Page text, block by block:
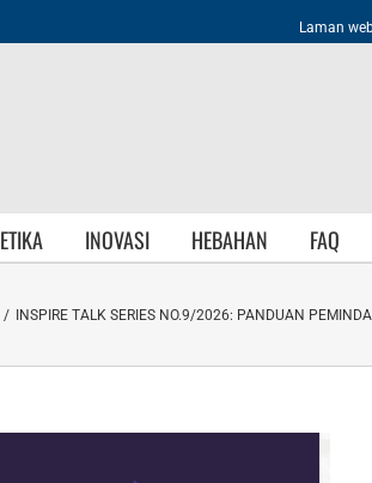
Laman
ETIKA INOVASI HEBAHAN
FAQ
/ INSPIRE TALK SERIES NO.9/2026: PANDUAN